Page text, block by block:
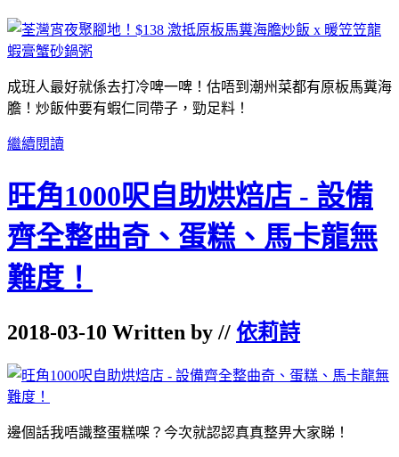
成班人最好就係去打冷啤一啤！估唔到潮州菜都有原板馬糞海
膽！炒飯仲要有蝦仁同帶子，勁足料！
繼續閱讀
旺角1000呎自助烘焙店 - 設備
齊全整曲奇、蛋糕、馬卡龍無
難度！
2018-03-10 Written by // 依莉詩
邊個話我唔識整蛋糕㗎？今次就認認真真整畀大家睇！